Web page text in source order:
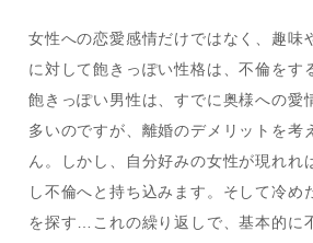
女性への恋愛感情だけではなく、趣味
に対して飽きっぽい性格は、不倫をす
飽きっぽい男性は、すでに奥様への愛
多いのですが、離婚のデメリットを考
ん。しかし、自分好みの女性が現れれ
し不倫へと持ち込みます。そして冷め
を探す…これの繰り返しで、基本的に